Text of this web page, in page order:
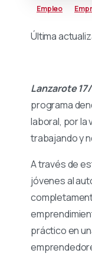
Empleo
Última
Lanzarote
programa
laboral, por la
trabajando y
A través de
jóvenes al
práctico en